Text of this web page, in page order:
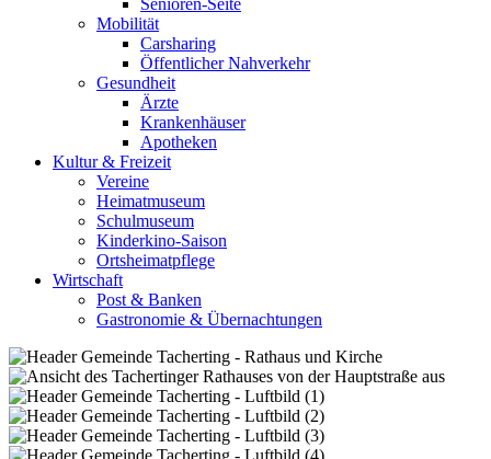
Senioren-Seite
Mobilität
Carsharing
Öffentlicher Nahverkehr
Gesundheit
Ärzte
Krankenhäuser
Apotheken
Kultur & Freizeit
Vereine
Heimatmuseum
Schulmuseum
Kinderkino-Saison
Ortsheimatpflege
Wirtschaft
Post & Banken
Gastronomie & Übernachtungen